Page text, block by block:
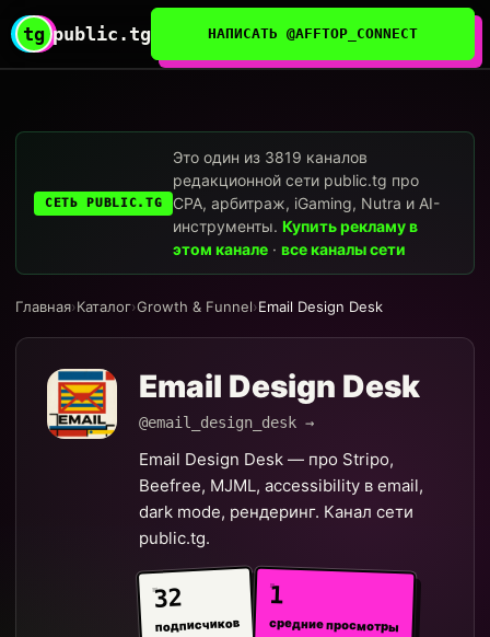
tg public.tg НАПИСАТЬ @AFFTOP_CONNECT
СЕТЬ PUBLIC.TG
Это один из 3819 каналов
редакционной сети public.tg про
CPA, арбитраж, iGaming, Nutra и AI-
инструменты.Купить рекламу в
этом канале ·все каналы сети
Главная›Каталог›Growth & Funnel›Email Design Desk
Email Design Desk
@email_design_desk →
Email Design Desk — про Stripo,
Beefree, MJML, accessibility в email,
dark mode, рендеринг. Канал сети
public.tg.
32
подписчиков
1
средние просмотры